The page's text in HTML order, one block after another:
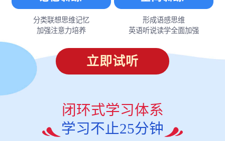
分类联想思维记忆
加强注意力培养
形成语感思维
英语听说读学全面加强
立即试听
闭环式学习体系
学习不止25分钟